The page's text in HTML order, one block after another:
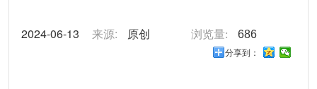
2024-06-13 来源: 原创 浏览量:
686
分享到：